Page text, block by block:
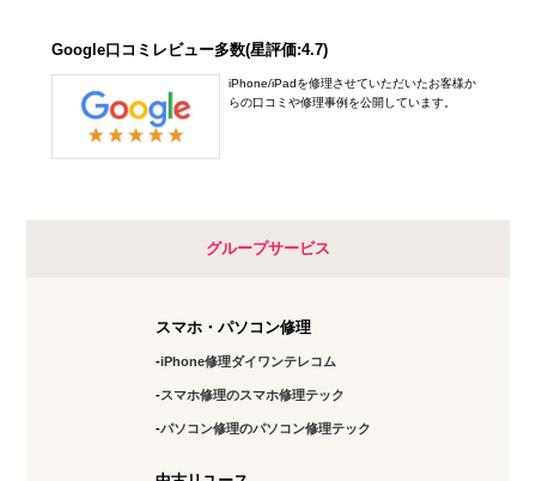
Google口コミレビュー多数(星評価:4.7)
iPhone/iPadを修理させていただいたお客様か
らの口コミや修理事例を公開しています。
グループサービス
スマホ・パソコン修理
iPhone修理ダイワンテレコム
スマホ修理のスマホ修理テック
パソコン修理のパソコン修理テック